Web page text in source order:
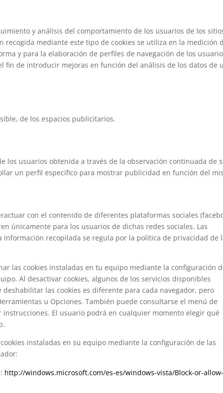
y análisis del comportamiento de los usuarios de los
recogida mediante este tipo de cookies se utiliza en la medición
y para la elaboración de perfiles de navegación de los
fin de introducir mejoras en función del análisis de los datos de
de los espacios publicitarios.
los usuarios obtenida a través de la observación continuada de
un perfil específico para mostrar publicidad en función del
con el contenido de diferentes plataformas sociales
únicamente para los usuarios de dichas redes sociales. Las
información recopilada se regula por la política de privacidad de
las cookies instaladas en tu equipo mediante la configuración
Al desactivar cookies, algunos de los servicios disponibles
las cookies es diferente para cada navegador, pero
u Opciones. También puede consultarse el menú de
El usuario podrá en cualquier momento elegir qué
instaladas en su equipo mediante la configuración de las
http://windows.microsoft.com/es-es/windows-vista/Block-or-allow-